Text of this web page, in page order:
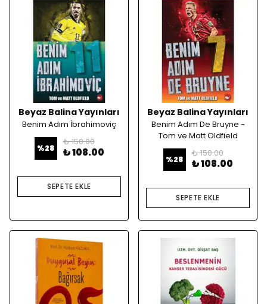
Beyaz Balina Yayınları
Benim Adım İbrahimoviç
%28
₺ 150.00
₺ 108.00
SEPETE EKLE
Beyaz Balina Yayınları
Benim Adım De Bruyne -
Tom ve Matt Oldfield
%28
₺ 150.00
₺ 108.00
SEPETE EKLE